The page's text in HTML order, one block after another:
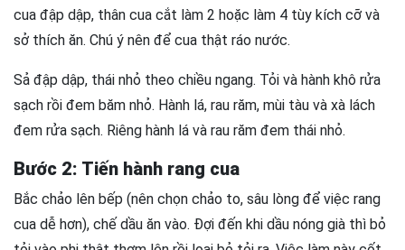
cua đập dập, thân cua cắt làm 2 hoặc làm 4 tùy kích cỡ và
sở thích ăn. Chú ý nên để cua thật ráo nước.
Sả đập dập, thái nhỏ theo chiều ngang. Tỏi và hành khô rửa
sạch rồi đem băm nhỏ. Hành lá, rau răm, mùi tàu và xà lách
đem rửa sạch. Riêng hành lá và rau răm đem thái nhỏ.
Bước 2: Tiến hành rang cua
Bắc chảo lên bếp (nên chọn chảo to, sâu lòng để việc rang
cua dễ hơn), chế dầu ăn vào. Đợi đến khi dầu nóng già thì bỏ